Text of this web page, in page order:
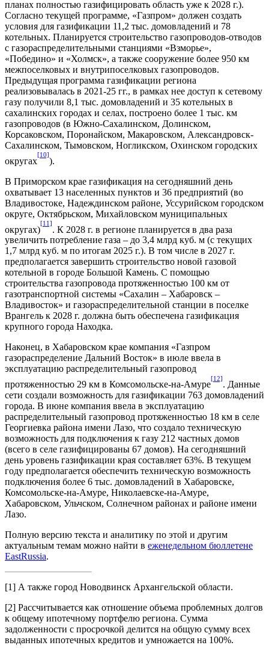
планах полностью газифицировать область уже к 2028 г.).
Согласно текущей программе, «Газпром» должен создать
условия для газификации 11,2 тыс. домовладений и 78
котельных. Планируется строительство газопроводов-отводов
с газораспределительными станциями «Взморье»,
«Победино» и «Холмск», а также сооружение более 950 км
межпоселковых и внутрипоселковых газопроводов.
Предыдущая программа газификации региона
реализовывалась в 2021-25 гг., в рамках нее доступ к сетевому
газу получили 8,1 тыс. домовладений и 35 котельных в
сахалинских городах и селах, построено более 1 тыс. км
газопроводов (в Южно-Сахалинском, Долинском,
Корсаковском, Поронайском, Макаровском, Александровск-
Сахалинском, Тымовском, Ногликском, Охинском городских
округах
[10]
).
В Приморском крае газификация на сегодняшний день
охватывает 13 населенных пунктов и 36 предприятий (во
Владивостоке, Надеждинском районе, Уссурийском городском
округе, Октябрьском, Михайловском муниципальных
округах)
[11]
. К 2028 г. в регионе планируется в два раза
увеличить потребление газа – до 3,4 млрд куб. м (с текущих
1,7 млрд куб. м по итогам 2025 г.). В том числе в 2027 г.
предполагается завершить строительство новой газовой
котельной в городе Большой Камень. С помощью
строительства газопровода протяженностью 100 км от
газотранспортной системы «Сахалин – Хабаровск –
Владивосток» и газораспределительной станции в поселке
Врангель к 2028 г. должна быть обеспечена газификация
крупного города Находка.
Наконец, в Хабаровском крае компания «Газпром
газораспределение Дальний Восток» в июле ввела в
эксплуатацию распределительный газопровод
протяженностью 29 км в Комсомольске-на-Амуре
[12]
. Данные
сети создали возможность для газификации 763 домовладений
города. В июне компания ввела в эксплуатацию
распределительный газопровод протяженностью 18 км в селе
Георгиевка района имени Лазо, что создало техническую
возможность для подключения к газу 212 частных домов
(всего в селе газифицированы 67 домов). На сегодняшний
день уровень газификации края составляет 63%. В текущем
году предполагается обеспечить техническую возможность
подключения более 6 тыс. домовладений в Хабаровске,
Комсомольске-на-Амуре, Николаевске-на-Амуре,
Хабаровском, Ульчском, Солнечном районах и районе имени
Лазо.
Полную версию текста и аналитику по этой и другим
актуальным темам можно найти в еженедельном бюллетене
EastRussia.
[1] А также город Новодвинск Архангельской области.
[2] Рассчитывается как отношение объема проблемных долгов
к общему ипотечному портфелю региона. Сумма
задолженности с просрочкой делится на общую сумму всех
выданных ипотечных кредитов и умножается на 100%.